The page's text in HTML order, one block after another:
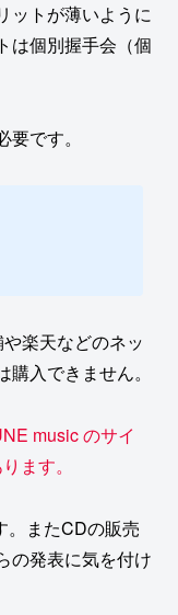
ットが薄いように
は個別握手会（個
です。
楽天などのネッ
入できません。
musicのサイ
ます。
またCDの販売
の発表に気を付け